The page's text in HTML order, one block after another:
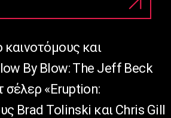
καινοτόμους και
By Blow: The Jeff Beck
σέλερ «Eruption:
Brad Tolinski και Chris Gill